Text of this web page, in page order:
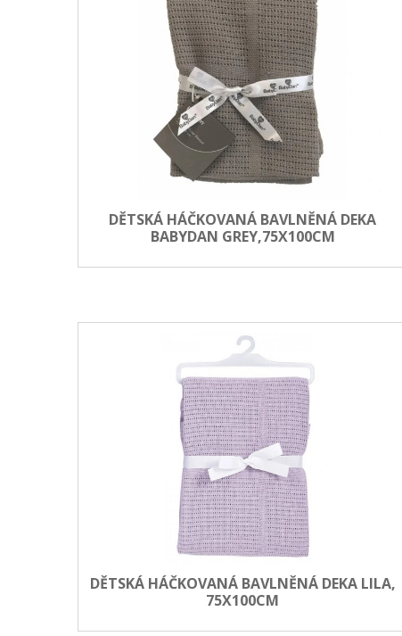
DĚTSKÁ HÁČKOVANÁ BAVLNĚNÁ DEKA
BABYDAN GREY,75X100CM
DĚTSKÁ HÁČKOVANÁ BAVLNĚNÁ DEKA LILA,
75X100CM